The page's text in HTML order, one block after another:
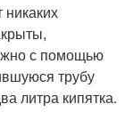
с помощью
трубу
литра кипятка.